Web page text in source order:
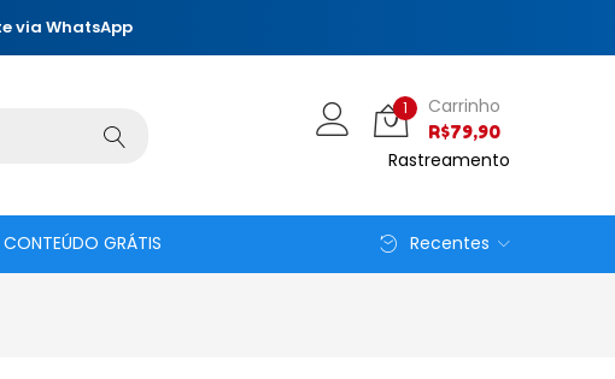
via WhatsApp
1 Carrinho
R$79,90
Rastreamento
CONTEÚDO GRÁTIS Recentes